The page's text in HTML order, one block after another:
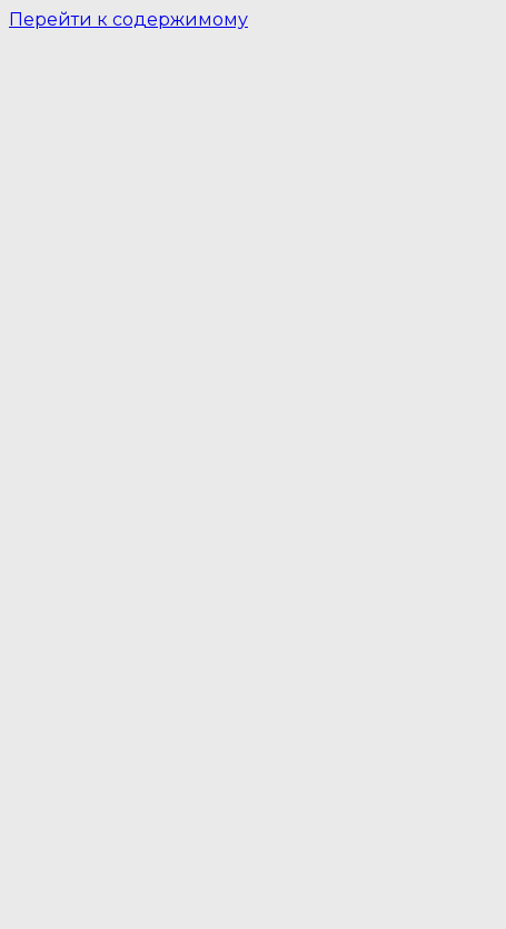
Перейти к содержимому